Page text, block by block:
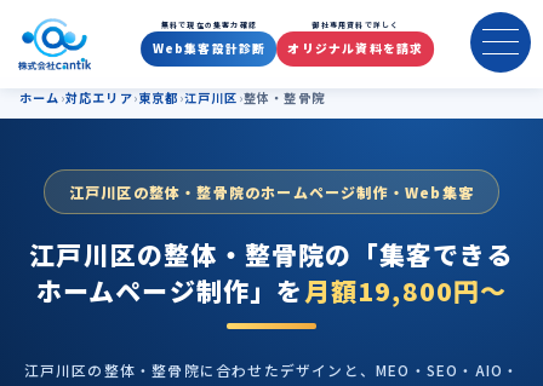
江戸川区の整体・整骨院のホー
無料で現在の集客力確認
Web集客設計診断
御社専用資料で詳しく
オリジナル資料を請求
ホーム 対応エリア 東京都 江戸川区 整体・整骨院
江戸川区の整体・整骨院のホームページ制作・Web集客
江戸川区の整体・整骨院の 「集客できる
ホームページ制作」を月額19,800円〜
江戸川区の整体・整骨院に合わせたデザインと、MEO・SEO・AIO・